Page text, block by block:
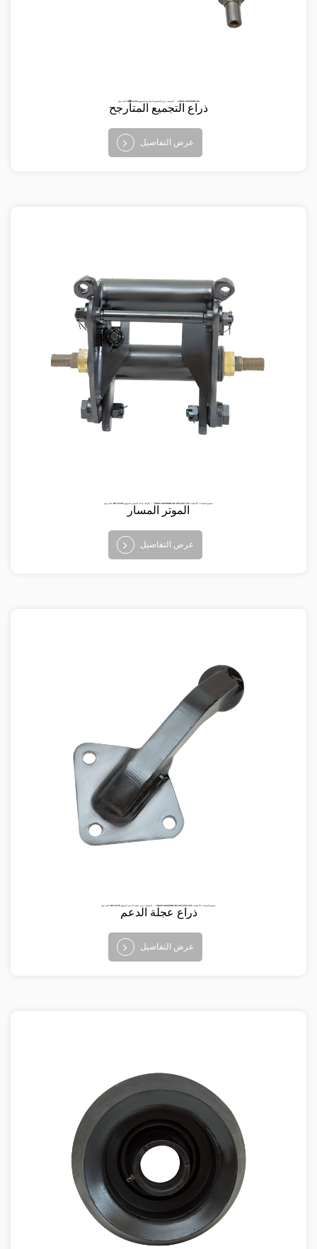
البند رقم: BV-TA-111A الوصف: ذراع التجميع المتأرجح الموقع ： TRACK ASSEMBLIES
ذراع التجميع المتأرجح
عرض التفاصيل
البند رقم: BV-TA-125 تنازليا: شداد المسار الموقع ： TRACK ASSEMBLIES تصنيع المعدات الأصلية: 153 6107-801 الموتر المسار
عرض التفاصيل
البند رقم: BV-TA-115 الوصف: ذراع عجلة الدعم الموقع ： TRACK ASSEMBLIES تصنيع المعدات الأصلية: 353 6136-801ذراع عجلة الدعم
عرض التفاصيل